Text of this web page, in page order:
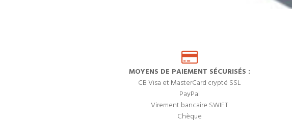
MOYENS DE PAIEMENT SÉCURISÉS :
CB Visa et MasterCard crypté SSL
PayPal
Virement bancaire SWIFT
Chèque